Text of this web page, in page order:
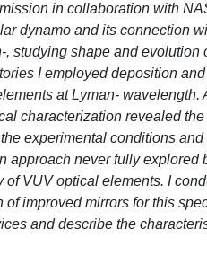
in collaboration with
dynamo and its connection
studying shape and
I employed deposition
at Lyman-
characterization revealed
experimental conditions
approach never fully
of VUV optical elements. I
of improved mirrors for this
and describe the